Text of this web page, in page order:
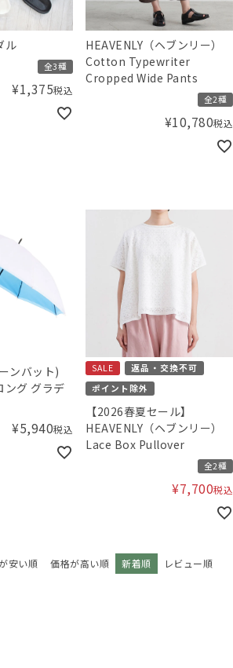
ル
全3種
¥1,375税込
HEAVENLY（ヘブンリー）
Cotton Typewriter
Cropped Wide Pants
全2種
¥10,780税込
ンバット)
ング グラデ
¥5,940税込
SALE
返品・交換不可
ポイント除外
【2026春夏セール】
HEAVENLY（ヘブンリー）
Lace Box Pullover
全2種
¥7,700税込
安い順 価格が高い順 新着順 レビュー順